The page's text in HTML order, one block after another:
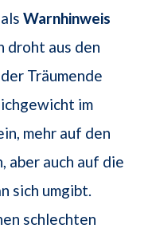
Warnhinweis
droht aus den
Träumende
im
mehr auf den
aber auch auf die
sich umgibt.
schlechten